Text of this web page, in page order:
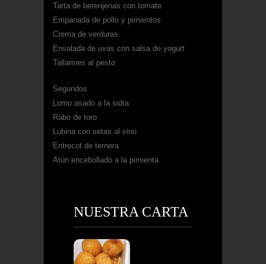
Tarta de berenjenas con tomate
Empanada de pollo y pimientos
Crema de verduras
Ensalada de uvas con salsa de yogurt
Tallarines al pesto
Segundos
Lomo asado a la sidra
Rabo de toro
Lubina con setas al vino
Entrecot de ternera
Atún encebollado a la pimienta
NUESTRA CARTA